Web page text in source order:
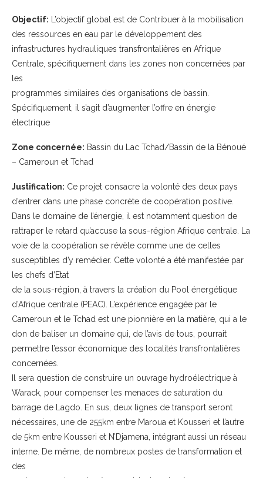
Objectif: L’objectif global est de Contribuer à la mobilisation
des ressources en eau par le développement des
infrastructures hydrauliques transfrontalières en Afrique
Centrale, spécifiquement dans les zones non concernées par
les
programmes similaires des organisations de bassin.
Spécifiquement, il s’agit d’augmenter l’offre en énergie
électrique
Zone concernée: Bassin du Lac Tchad/Bassin de la Bénoué
– Cameroun et Tchad
Justification: Ce projet consacre la volonté des deux pays
d’entrer dans une phase concrète de coopération positive.
Dans le domaine de l’énergie, il est notamment question de
rattraper le retard qu’accuse la sous-région Afrique centrale. La
voie de la coopération se révèle comme une de celles
susceptibles d’y remédier. Cette volonté a été manifestée par
les chefs d’Etat
de la sous-région, à travers la création du Pool énergétique
d’Afrique centrale (PEAC). L’expérience engagée par le
Cameroun et le Tchad est une pionnière en la matière, qui a le
don de baliser un domaine qui, de l’avis de tous, pourrait
permettre l’essor économique des localités transfrontalières
concernées.
Il sera question de construire un ouvrage hydroélectrique à
Warack, pour compenser les menaces de saturation du
barrage de Lagdo. En sus, deux lignes de transport seront
nécessaires, une de 255km entre Maroua et Kousseri et l’autre
de 5km entre Kousseri et N’Djamena, intégrant aussi un réseau
interne. De même, de nombreux postes de transformation et
des